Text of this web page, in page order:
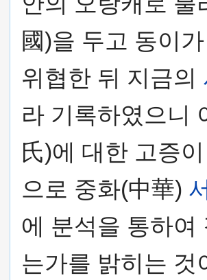
國)을 두고 동이
위협한 뒤 지금의
라 기록하였으니
氏)에 대한 고증
으로 중화(中華)
에 분석을 통하여
는가를 밝히는 것